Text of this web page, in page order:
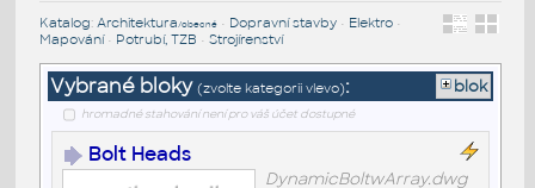
Katalog: Architektura/obecné• Dopravní stavby• Elektro•
Mapování• Potrubí, TZB • Strojírenství
Vybrané bloky (zvolte kategorii vlevo): blok
hromadné stahování není pro váš účet dostupné
Bolt Heads
DynamicBoltwArray.dwg